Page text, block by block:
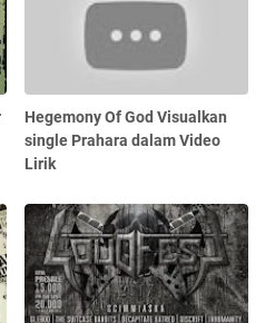
Hegemony Of God Visualkan
single Prahara dalam Video
Lirik